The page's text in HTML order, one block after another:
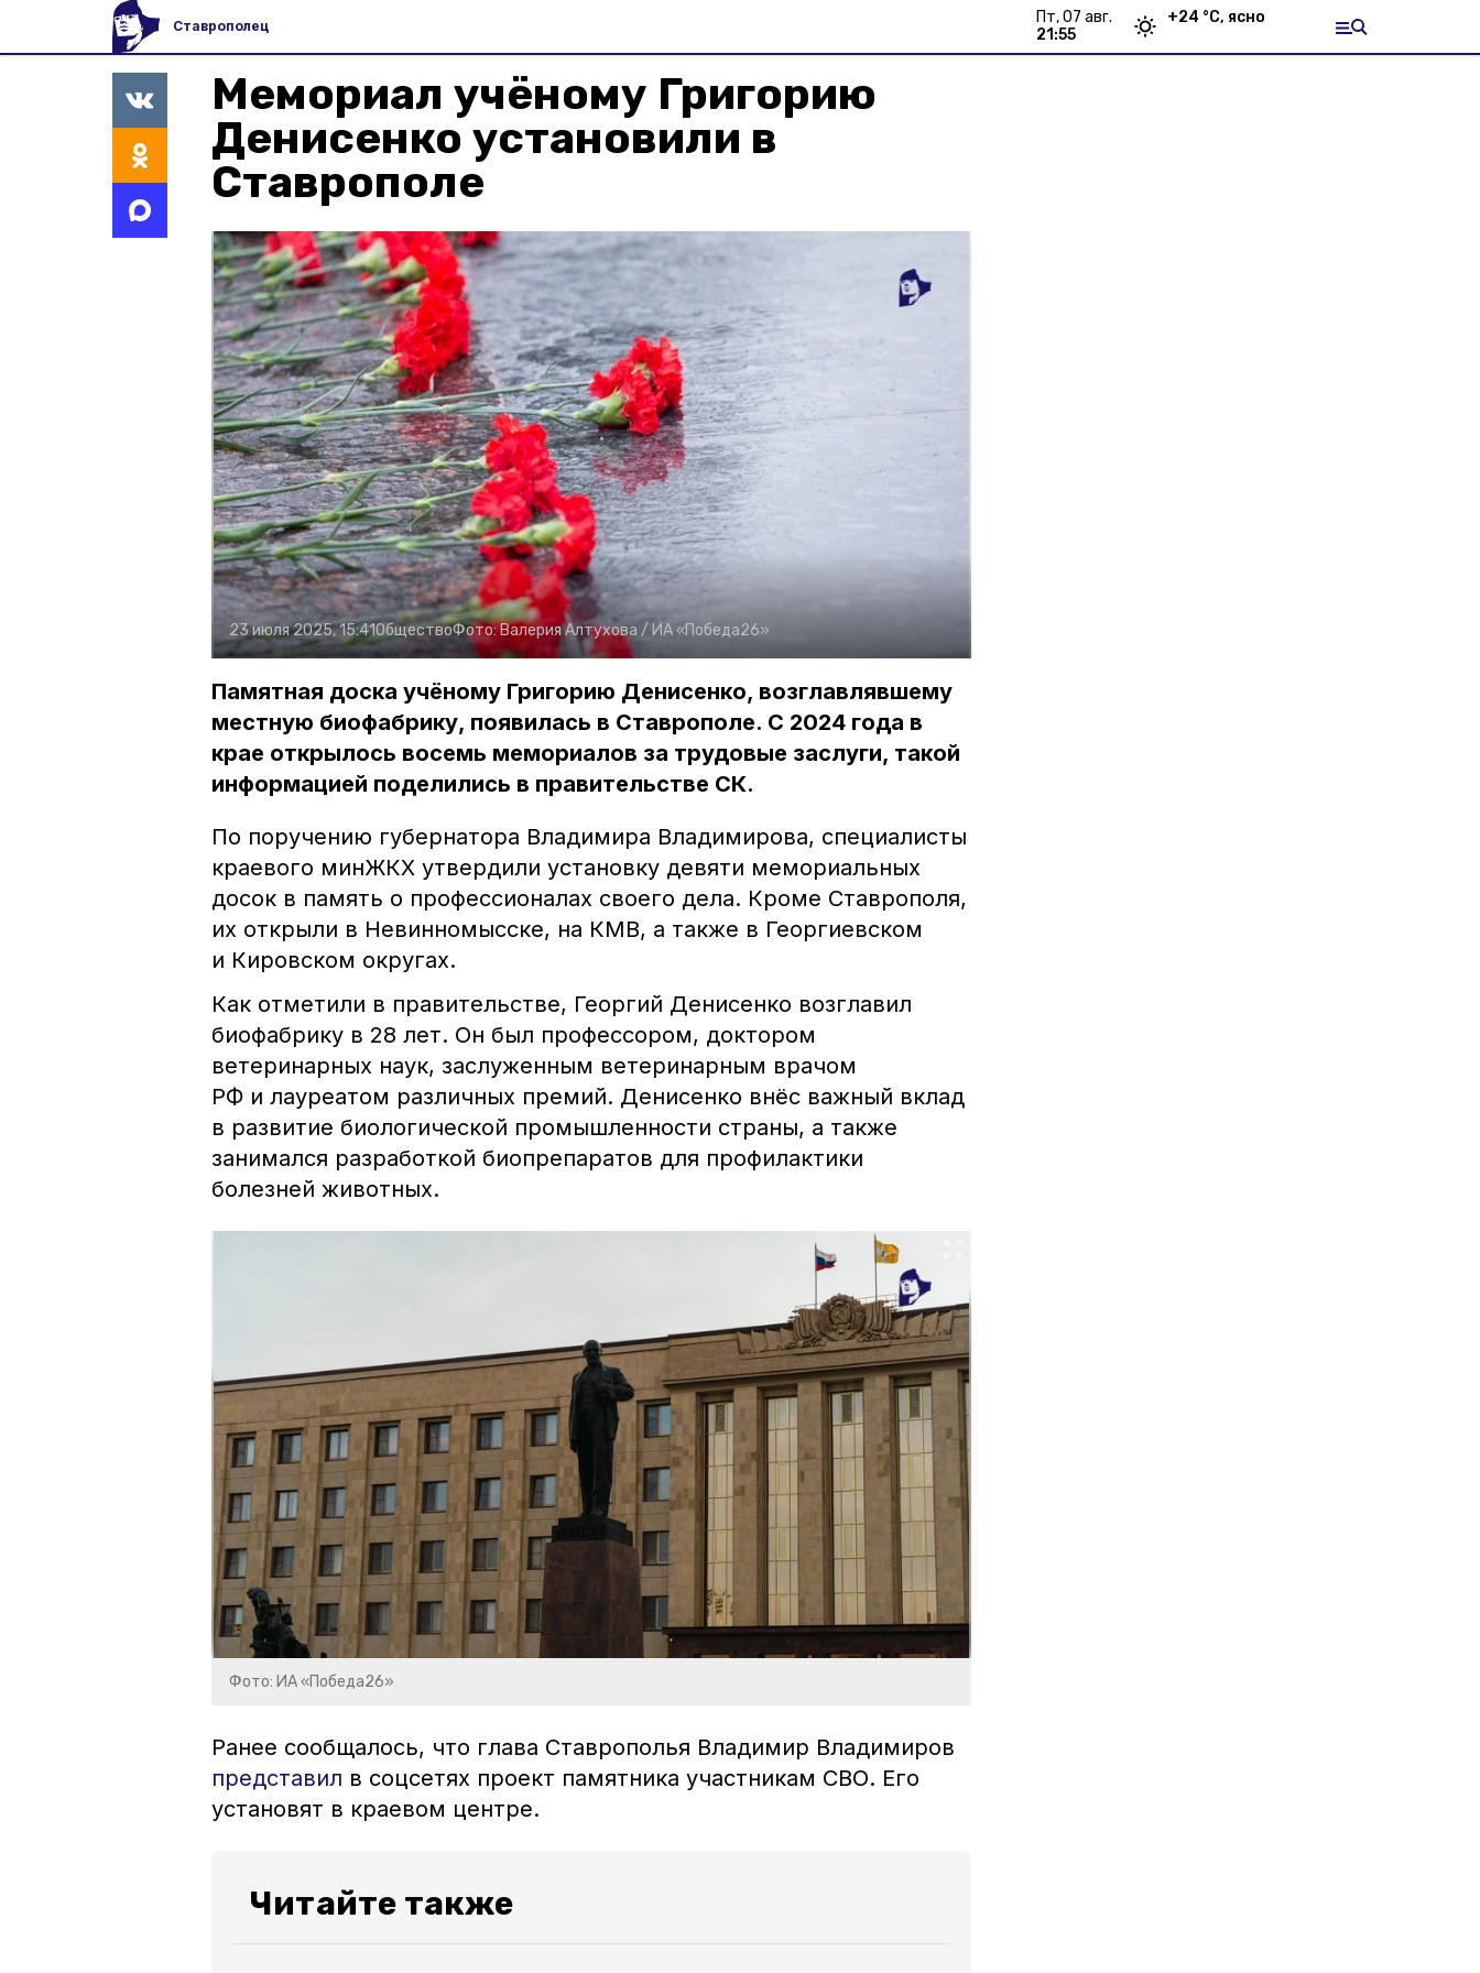
Ставрополец
пт, 07 авг.
21:55
+24 °С, ясно
Мемориал учёному Григорию
Денисенко установили в
Ставрополе
23 июля 2025, 15:41ОбществоФото:Валерия Алтухова / ИА «Победа26»
Памятная доска учёному Григорию Денисенко, возглавлявшему
местную биофабрику, появилась в Ставрополе. С 2024 года в
крае открылось восемь мемориалов за трудовые заслуги, такой
информацией поделились в правительстве СК.
По поручению губернатора Владимира Владимирова, специалисты
краевого минЖКХ утвердили установку девяти мемориальных
досок в память о профессионалах своего дела. Кроме Ставрополя,
их открыли в Невинномысске, на КМВ, а также в Георгиевском
и Кировском округах.
Как отметили в правительстве, Георгий Денисенко возглавил
биофабрику в 28 лет. Он был профессором, доктором
ветеринарных наук, заслуженным ветеринарным врачом
РФ и лауреатом различных премий. Денисенко внёс важный вклад
в развитие биологической промышленности страны, а также
занимался разработкой биопрепаратов для профилактики
болезней животных.
Фото: ИА «Победа26»
Ранее сообщалось, что глава Ставрополья Владимир Владимиров
представил в соцсетях проект памятника участникам СВО. Его
установят в краевом центре.
Читайте также